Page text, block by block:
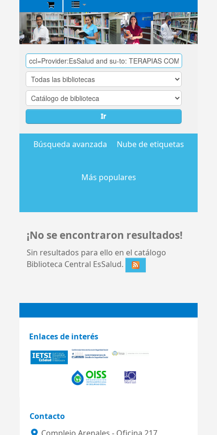
Biblioteca
Central
EsSalud
Ir
Búsqueda avanzada Nube de etiquetas
Más populares
¡No se encontraron resultados!
Sin resultados para ello en el catálogo
Biblioteca Central EsSalud.
Enlaces de interés
Contacto